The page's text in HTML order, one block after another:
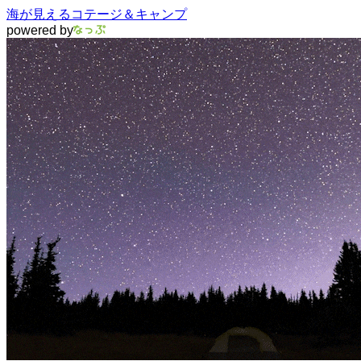
海が見えるコテージ＆キャンプ
powered by